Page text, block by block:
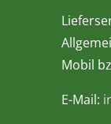
Mobil
E-Mail: